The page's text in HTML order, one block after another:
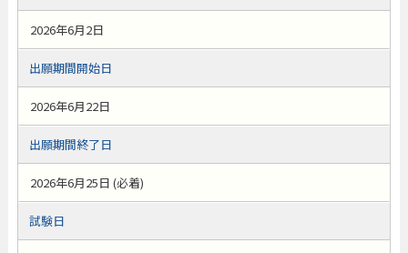
2026年6月2日
出願期間開始日
2026年6月22日
出願期間終了日
2026年6月25日 (必着)
試験日